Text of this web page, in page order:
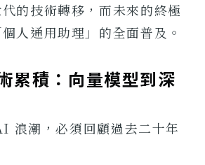
的技術轉移，而未來的終極
人通用助理」的全面普及。
累積：向量模型到深
浪潮，必須回顧過去二十年